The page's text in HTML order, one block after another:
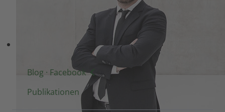
Blog · Facebook
Publikationen